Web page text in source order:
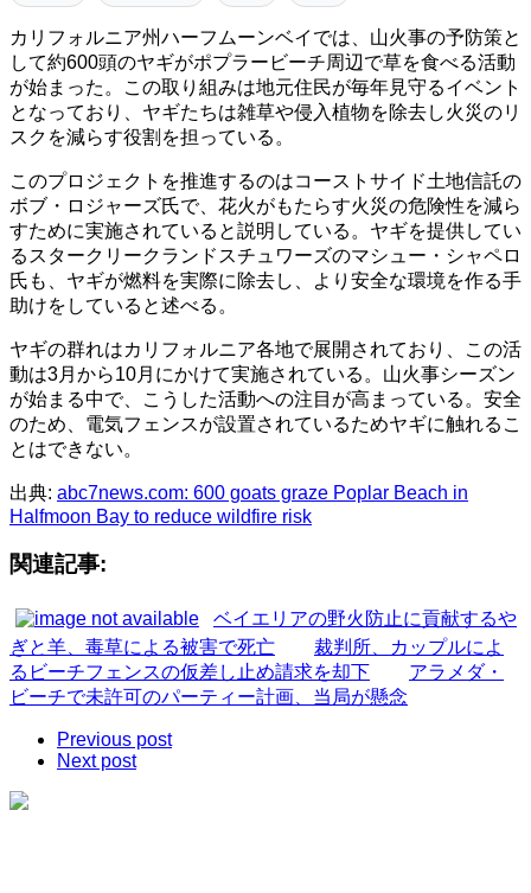
カリフォルニア州ハーフムーンベイでは、山火事の予防策と
して約600頭のヤギがポプラービーチ周辺で草を食べる活動
が始まった。この取り組みは地元住民が毎年見守るイベント
となっており、ヤギたちは雑草や侵入植物を除去し火災のリ
スクを減らす役割を担っている。
このプロジェクトを推進するのはコーストサイド土地信託の
ボブ・ロジャーズ氏で、花火がもたらす火災の危険性を減ら
すために実施されていると説明している。ヤギを提供してい
るスタークリークランドスチュワーズのマシュー・シャペロ
氏も、ヤギが燃料を実際に除去し、より安全な環境を作る手
助けをしていると述べる。
ヤギの群れはカリフォルニア各地で展開されており、この活
動は3月から10月にかけて実施されている。山火事シーズン
が始まる中で、こうした活動への注目が高まっている。安全
のため、電気フェンスが設置されているためヤギに触れるこ
とはできない。
出典: abc7news.com: 600 goats graze Poplar Beach in
Halfmoon Bay to reduce wildfire risk
関連記事:
ベイエリアの野火防止に貢献するや
ぎと羊、毒草による被害で死亡
裁判所、カップルによ
るビーチフェンスの仮差し止め請求を却下
アラメダ・
ビーチで未許可のパーティー計画、当局が懸念
Previous post
Next post